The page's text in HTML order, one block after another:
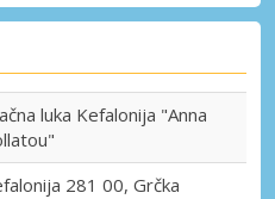
luka Kefalonija "Anna
281 00, Grčka